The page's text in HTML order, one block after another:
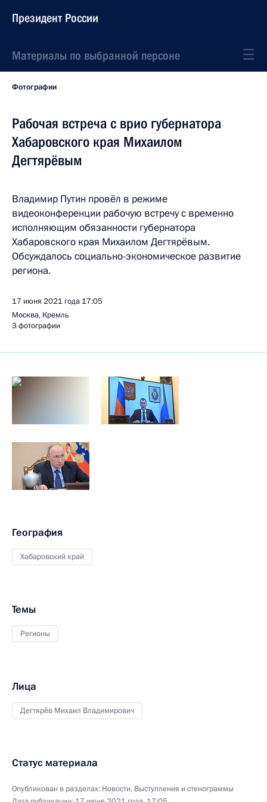
Президент России
Материалы по выбранной персоне
Фотографии
Рабочая встреча с врио губернатора
Хабаровского края Михаилом
Дегтярёвым
Владимир Путин провёл в режиме
видеоконференции рабочую встречу с временно
исполняющим обязанности губернатора
Хабаровского края Михаилом Дегтярёвым.
Обсуждалось социально-экономическое развитие
региона.
17 июня 2021 года 17:05
Москва, Кремль
3 фотографии
География
Хабаровский край
Темы
Регионы
Лица
Дегтярёв Михаил Владимирович
Статус материала
Опубликован в разделах: Новости, Выступления и стенограммы